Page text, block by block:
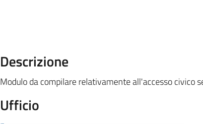
Descrizione
Modulo da compilare relativamente all'accesso civico
Ufficio